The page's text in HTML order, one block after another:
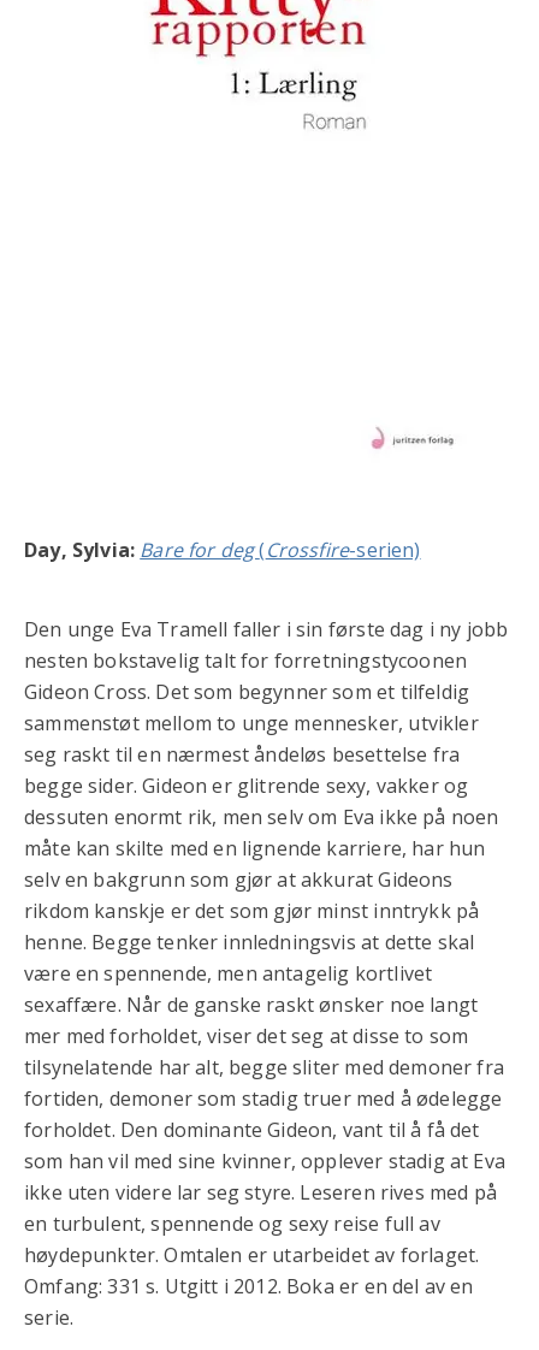
Day, Sylvia: Bare for deg(Crossfire-serien)
Den unge Eva Tramell faller i sin første dag i ny jobb
nesten bokstavelig talt for forretningstycoonen
Gideon Cross. Det som begynner som et tilfeldig
sammenstøt mellom to unge mennesker, utvikler
seg raskt til en nærmest åndeløs besettelse fra
begge sider. Gideon er glitrende sexy, vakker og
dessuten enormt rik, men selv om Eva ikke på noen
måte kan skilte med en lignende karriere, har hun
selv en bakgrunn som gjør at akkurat Gideons
rikdom kanskje er det som gjør minst inntrykk på
henne. Begge tenker innledningsvis at dette skal
være en spennende, men antagelig kortlivet
sexaffære. Når de ganske raskt ønsker noe langt
mer med forholdet, viser det seg at disse to som
tilsynelatende har alt, begge sliter med demoner fra
fortiden, demoner som stadig truer med å ødelegge
forholdet. Den dominante Gideon, vant til å få det
som han vil med sine kvinner, opplever stadig at Eva
ikke uten videre lar seg styre. Leseren rives med på
en turbulent, spennende og sexy reise full av
høydepunkter. Omtalen er utarbeidet av forlaget.
Omfang: 331 s. Utgitt i 2012. Boka er en del av en
serie.